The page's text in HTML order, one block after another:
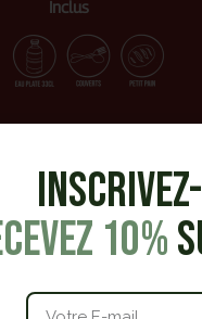
Inclus
10%